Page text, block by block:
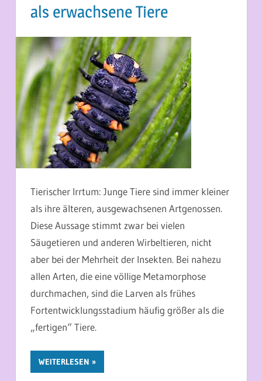
als erwachsene Tiere
Tierischer Irrtum: Junge Tiere sind immer kleiner
als ihre älteren, ausgewachsenen Artgenossen.
Diese Aussage stimmt zwar bei vielen
Säugetieren und anderen Wirbeltieren, nicht
aber bei der Mehrheit der Insekten. Bei nahezu
allen Arten, die eine völlige Metamorphose
durchmachen, sind die Larven als frühes
Fortentwicklungsstadium häufig größer als die
„fertigen“ Tiere.
WEITERLESEN